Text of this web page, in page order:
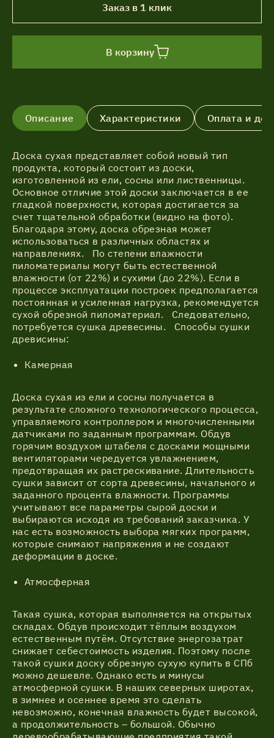
Заказ в 1 клик
В корзину
Описание Характеристики Оплата и
Доска сухая представляет собой новый тип
продукта, который состоит из доски,
изготовленной из ели, сосны или лиственницы.
Основное отличие этой доски заключается в ее
гладкой поверхности, которая достигается за
счет тщательной обработки (видно на фото).
Благодаря этому, доска обрезная может
использоваться в различных областях и
направлениях. По степени влажности
пиломатериалы могут быть естественной
влажности (от 22%) и сухими (до 22%). Если в
процессе эксплуатации построек предполагается
постоянная и усиленная нагрузка, рекомендуется
сухой обрезной пиломатериал. Следовательно,
потребуется сушка древесины. Способы сушки
древисины:
Камерная
Доска сухая из ели и сосны получается в
результате сложного технологического процесса,
управляемого контроллером и многочисленными
датчиками по заданным программам. Обдув
горячим воздухом штабеля с досками мощными
вентиляторами чередуется увлажнением,
предотвращая их растрескивание. Длительность
сушки зависит от сорта древесины, начального и
заданного процента влажности. Программы
учитывают все параметры сырой доски и
выбираются исходя из требований заказчика. У
нас есть возможность выбора мягких программ,
которые снимают напряжения и не создают
деформации в доске.
Атмосферная
Такая сушка, которая выполняется на открытых
складах. Обдув происходит тёплым воздухом
естественным путём. Отсутствие энергозатрат
снижает себестоимость изделия. Поэтому после
такой сушки доску обрезную сухую купить в СПб
можно дешевле. Однако есть и минусы
атмосферной сушки. В наших северных широтах,
в зимнее и осеннее время это сделать
невозможно, конечная влажность будет высокой,
а продолжительность – большой. Обычно